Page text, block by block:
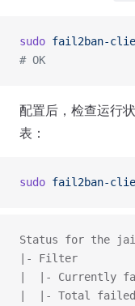
sudo fail2ban-
# OK
配置后，检查运行
表：
sudo fail2ban-
Status for the
|- Filter
|  |- Currently
|  |- Total